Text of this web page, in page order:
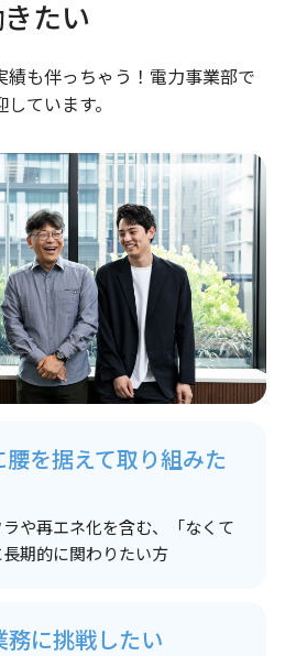
たい
も伴っちゃう！電力事業部で
ています。
を据えて取り組みた
や再エネ化を含む、「なくて
期的に関わりたい方
務に挑戦したい